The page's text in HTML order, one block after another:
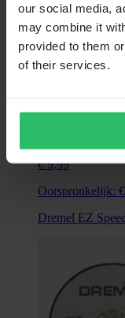
our social media,
may combine it
provided to them
of their services.
€ 9,99
Oorspronkelijk:
Dremel EZ